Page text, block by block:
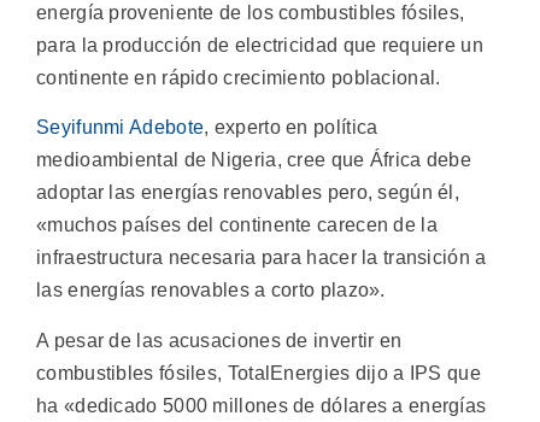
energía proveniente de los combustibles fósiles,
para la producción de electricidad que requiere un
continente en rápido crecimiento poblacional.
Seyifunmi Adebote, experto en política
medioambiental de Nigeria, cree que África debe
adoptar las energías renovables pero, según él,
«muchos países del continente carecen de la
infraestructura necesaria para hacer la transición a
las energías renovables a corto plazo».
A pesar de las acusaciones de invertir en
combustibles fósiles, TotalEnergies dijo a IPS que
ha «dedicado 5000 millones de dólares a energías